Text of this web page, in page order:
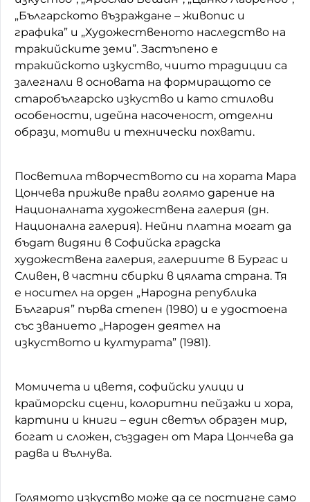
„Българското възраждане – живопис и
графика” и „Художественото наследство на
тракийските земи”. Застъпено е
тракийското изкуство, чиито традиции са
залегнали в основата на формиращото се
старобългарско изкуство и като стилови
особености, идейна насоченост, отделни
образи, мотиви и технически похвати.
Посветила творчеството си на хората Мара
Цончева приживе прави голямо дарение на
Националната художествена галерия (дн.
Национална галерия). Нейни платна могат да
бъдат видяни в Софийска градска
художествена галерия, галериите в Бургас и
Сливен, в частни сбирки в цялата страна. Тя
е носител на орден „Народна република
България” първа степен (1980) и е удостоена
със званието „Народен деятел на
изкуството и културата” (1981).
Момичета и цветя, софийски улици и
крайморски сцени, колоритни пейзажи и хора,
картини и книги – един светъл образен мир,
богат и сложен, създаден от Мара Цончева да
радва и вълнува.
Голямото изкуство може да се постигне само